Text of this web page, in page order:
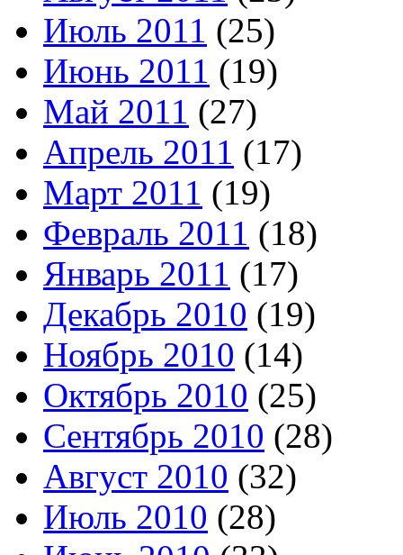
Июль 2011 (25)
Июнь 2011 (19)
Май 2011 (27)
Апрель 2011 (17)
Март 2011 (19)
Февраль 2011 (18)
Январь 2011 (17)
Декабрь 2010 (19)
Ноябрь 2010 (14)
Октябрь 2010 (25)
Сентябрь 2010 (28)
Август 2010 (32)
Июль 2010 (28)